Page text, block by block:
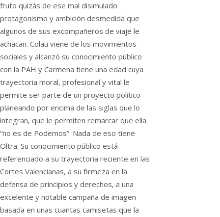
fruto quizás de ese mal disimulado
protagonismo y ambición desmedida que
algunos de sus excompañeros de viaje le
achacan. Colau viene de los movimientos
sociales y alcanzó su conocimiento público
con la PAH y Carmena tiene una edad cuya
trayectoria moral, profesional y vital le
permite ser parte de un proyecto político
planeando por encima de las siglas que lo
integran, que le permiten remarcar que ella
“no es de Podemos”. Nada de eso tiene
Oltra. Su conocimiento público está
referenciado a su trayectoria reciente en las
Cortes Valencianas, a su firmeza en la
defensa de principios y derechos, a una
excelente y notable campaña de imagen
basada en unas cuantas camisetas que la